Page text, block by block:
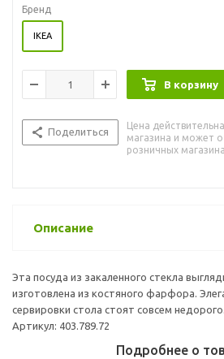
Бренд
IKEA
В корзину
Поделиться
Цена
магазина и может
розничных
Описание
Эта посуда из закаленного стекла
изготовлена из костяного фарфора.
сервировки стола стоят совсем недорого.
Артикул: 403.789.72
Подробнее о